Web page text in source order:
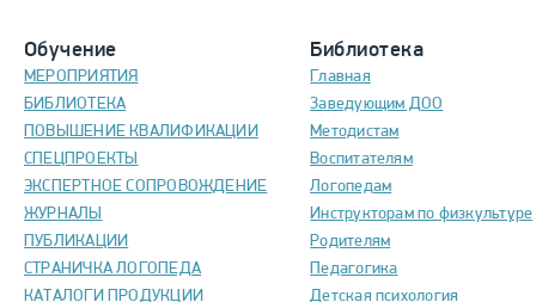
Обучение
МЕРОПРИЯТИЯ
БИБЛИОТЕКА
ПОВЫШЕНИЕ КВАЛИФИКАЦИИ
СПЕЦПРОЕКТЫ
ЭКСПЕРТНОЕ СОПРОВОЖДЕНИЕ
ЖУРНАЛЫ
ПУБЛИКАЦИИ
СТРАНИЧКА ЛОГОПЕДА
КАТАЛОГИ ПРОДУКЦИИ
Библиотека
Главная
Заведующим ДОО
Методистам
Воспитателям
Логопедам
Инструкторам по физкультуре
Родителям
Педагогика
Детская психология